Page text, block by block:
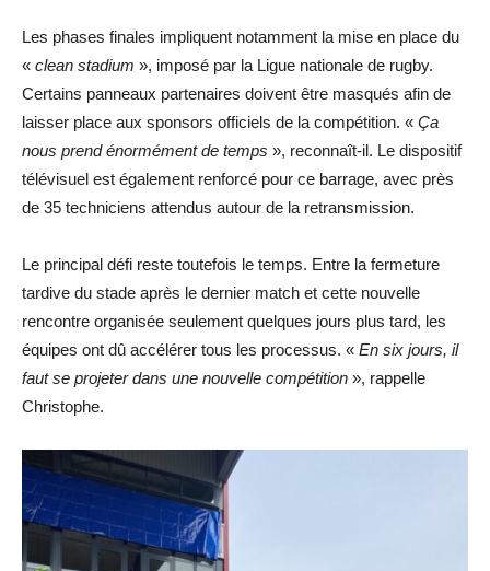
Les phases finales impliquent notamment la mise en place du
« clean stadium », imposé par la Ligue nationale de rugby.
Certains panneaux partenaires doivent être masqués afin de
laisser place aux sponsors officiels de la compétition. « Ça
nous prend énormément de temps », reconnaît-il. Le dispositif
télévisuel est également renforcé pour ce barrage, avec près
de 35 techniciens attendus autour de la retransmission.
Le principal défi reste toutefois le temps. Entre la fermeture
tardive du stade après le dernier match et cette nouvelle
rencontre organisée seulement quelques jours plus tard, les
équipes ont dû accélérer tous les processus. « En six jours, il
faut se projeter dans une nouvelle compétition », rappelle
Christophe.